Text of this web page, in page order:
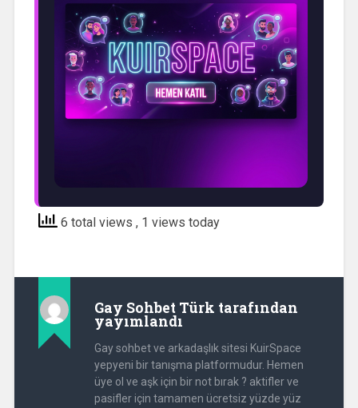
6 total views , 1 views today
Gay Sohbet Türk tarafından
yayımlandı
Gay sohbet ve arkadaşlık sitesi KuirSpace
yepyeni bir tanışma platformudur. Hemen
üye ol ve aşk için bir not bırak ? aktifler ve
pasifler için tamamen ücretsiz yüzde yüz